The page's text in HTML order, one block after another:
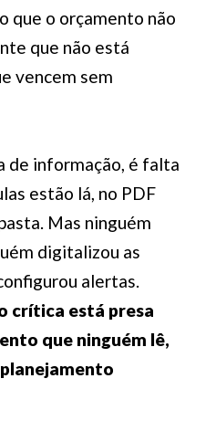
que o orçamento não
que não está
vencem sem
de informação, é falta
estão lá, no PDF
Mas ninguém
digitalizou as
alertas.
crítica está presa
que ninguém lê,